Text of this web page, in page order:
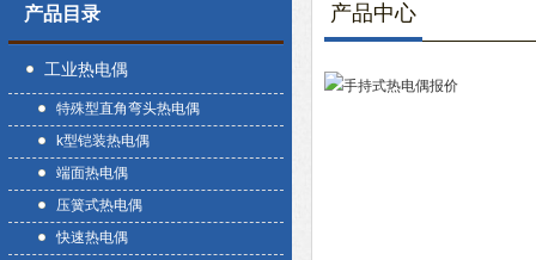
产品目录
工业热电偶
特殊型直角弯头热电偶
k型铠装热电偶
端面热电偶
压簧式热电偶
快速热电偶
产品中心